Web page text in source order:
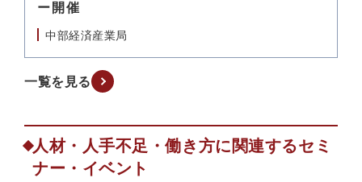
ー開催
中部経済産業局
一覧を見る
人材・人手不足・働き方に関連するセミ
ナー・イベント